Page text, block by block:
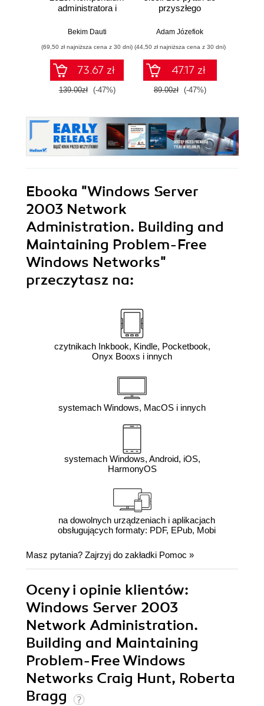
administratora i
egzaminu AZ-800.
Bekim Dauti
(69,50 zł najniższa cena z 30 dni)
73.67 zł
139.00zł (-47%)
przyszłego
Adam Józefiok
(44,50 zł najniższa cena z 30 dni)
47.17 zł
89.00zł (-47%)
Ebooka "Windows Server
2003 Network
Administration. Building and
Maintaining Problem-Free
Windows Networks"
przeczytasz na:
czytnikach Inkbook, Kindle, Pocketbook,
Onyx Booxs i innych
systemach Windows, MacOS i innych
systemach Windows, Android, iOS,
HarmonyOS
na dowolnych urządzeniach i aplikacjach
obsługujących formaty: PDF, EPub, Mobi
Masz pytania? Zajrzyj do zakładki Pomoc »
Oceny i opinie klientów:
Windows Server 2003
Network Administration.
Building and Maintaining
Problem-Free Windows
Networks Craig Hunt, Roberta
Bragg